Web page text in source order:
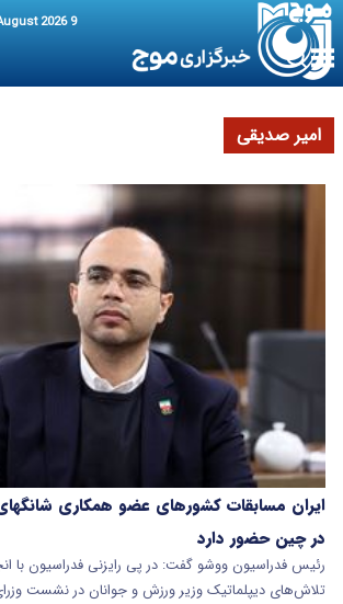
9 August 2026
امیر صدیقی
ایران مسابقات کشورهای عضو همکاری
در چین حضور دارد
رئیس فدراسیون ووشو گفت: در پی رایزنی فدراسیون با
تلاش‌های دیپلماتیک وزیر ورزش و جوانان در نشست